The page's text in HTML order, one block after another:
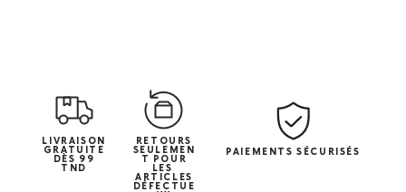
LIVRAISON
GRATUITE
DÈS 99
TND
RETOURS
SEULEMEN
T POUR
LES
ARTICLES
DÉFECTUE
PAIEMENTS SÉCURISÉS